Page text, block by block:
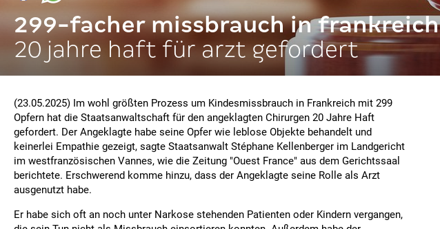
299-facher missbrauch in frankreich
20 jahre haft für arzt gefordert
(23.05.2025) Im wohl größten Prozess um Kindesmissbrauch in Frankreich mit 299
Opfern hat die Staatsanwaltschaft für den angeklagten Chirurgen 20 Jahre Haft
gefordert. Der Angeklagte habe seine Opfer wie leblose Objekte behandelt und
keinerlei Empathie gezeigt, sagte Staatsanwalt Stéphane Kellenberger im Landgericht
im westfranzösischen Vannes, wie die Zeitung "Ouest France" aus dem Gerichtssaal
berichtete. Erschwerend komme hinzu, dass der Angeklagte seine Rolle als Arzt
ausgenutzt habe.
Er habe sich oft an noch unter Narkose stehenden Patienten oder Kindern vergangen,